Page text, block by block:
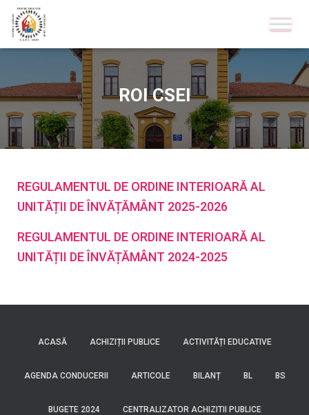
ROI CSEI
REGULAMENTUL DE ORDINE INTERIOARĂ AL
UNITĂȚII DE ÎNVĂȚĂMÂNT 2025-2026
REGULAMENTUL DE ORDINE INTERIOARĂ AL
UNITĂȚII DE ÎNVĂȚĂMÂNT 2024-2025
ACASĂ ACHIZIȚII PUBLICE ACTIVITĂȚI EDUCATIVE
AGENDA CONDUCERII ARTICOLE BILANȚ BL BS
BUGETE 2024 CENTRALIZATOR ACHIZITII PUBLICE